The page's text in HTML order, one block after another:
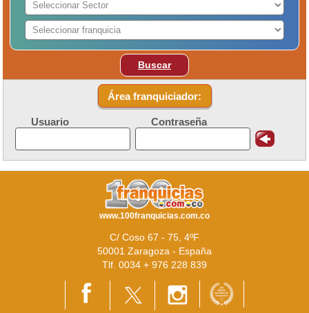
Buscar
Área franquiciador:
Usuario Contraseña
www.100franquicias.com.co
C/ Coso 67 - 75, 4ºF
50001 Zaragoza - España
Tlf. 0034 + 976 228 839